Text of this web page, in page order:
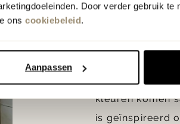
Door verder gebruik te
ons cookiebeleid.
Aanpassen
le jardin
Zachte nude-
kleuren komen
is geïnspireerd